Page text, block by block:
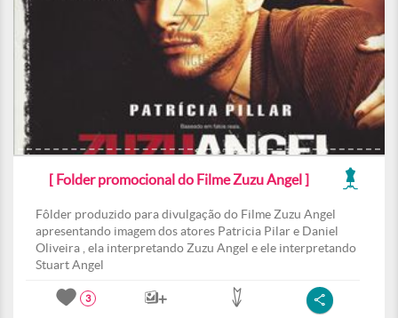
[ Folder promocional do Filme Zuzu Angel ]
Fôlder produzido para divulgação do Filme Zuzu Angel
apresentando imagem dos atores Patricia Pilar e Daniel
Oliveira , ela interpretando Zuzu Angel e ele interpretando
Stuart Angel
3